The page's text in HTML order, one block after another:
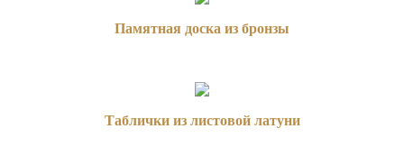
Памятная доска из бронзы
Таблички из листовой латуни